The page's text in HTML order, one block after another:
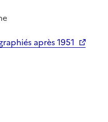
après 1951